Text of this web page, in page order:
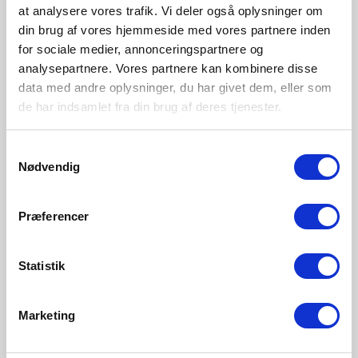
at analysere vores trafik. Vi deler også oplysninger om
din brug af vores hjemmeside med vores partnere inden
for sociale medier, annonceringspartnere og
analysepartnere. Vores partnere kan kombinere disse
data med andre oplysninger, du har givet dem, eller som
de har indsamlet fra din brug af deres tjenester.
Nødvendig
Præferencer
Statistik
Marketing